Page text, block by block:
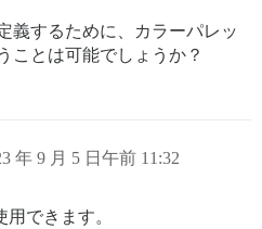
義するために、カラーパレッ
ことは可能でしょうか？
年 9 月 5 日午前 11:32
できます。